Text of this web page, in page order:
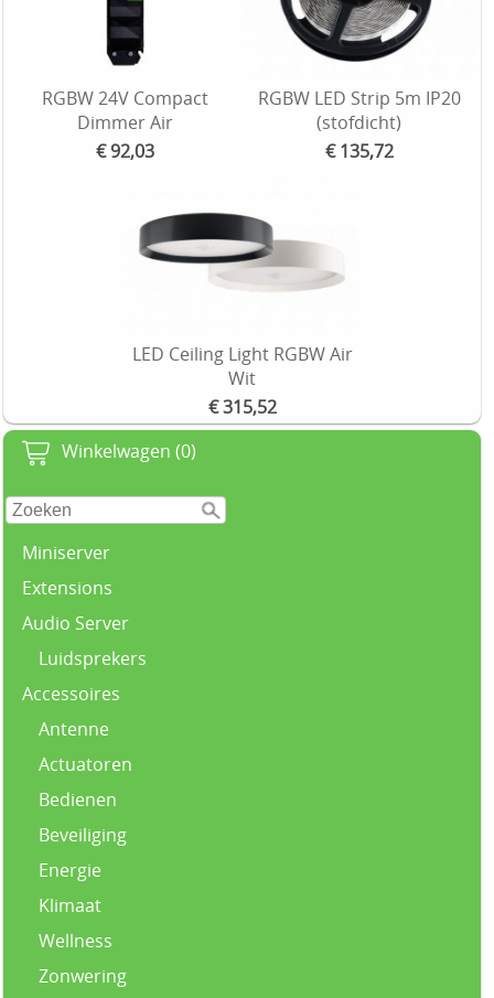
Winkelwagen (0)
Miniserver
Extensions
Audio Server
Luidsprekers
Accessoires
Antenne
Actuatoren
Bedienen
Beveiliging
Energie
Klimaat
Wellness
Zonwering
RGBW 24V Compact
Dimmer Air
€ 92,03
RGBW LED Strip 5m IP20
(stofdicht)
€ 135,72
LED Ceiling Light RGBW Air
Wit
€ 315,52